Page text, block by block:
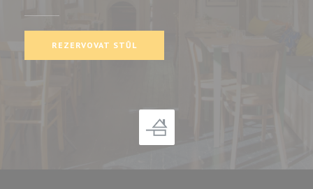
REZERVOVAT STŮL